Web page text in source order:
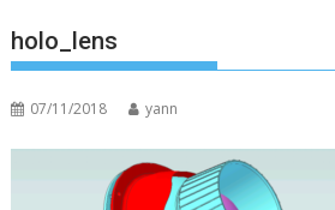
holo_lens
07/11/2018 yann